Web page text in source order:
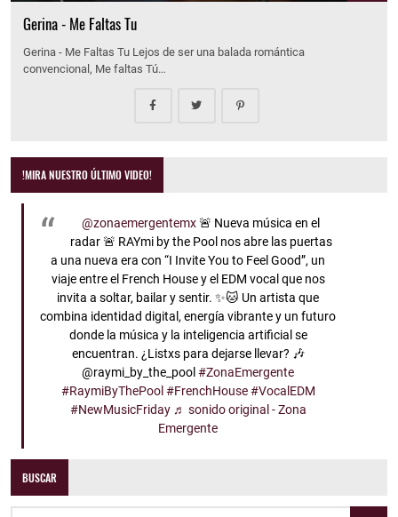
Gerina - Me Faltas Tu
Gerina - Me Faltas Tu Lejos de ser una balada romántica
convencional, Me faltas Tú…
!MIRA NUESTRO ÚLTIMO VIDEO!
@zonaemergentemx🚨 Nueva música en el
radar 🚨 RAYmi by the Pool nos abre las puertas
a una nueva era con “I Invite You to Feel Good”, un
viaje entre el French House y el EDM vocal que nos
invita a soltar, bailar y sentir. ✨🐱 Un artista que
combina identidad digital, energía vibrante y un futuro
donde la música y la inteligencia artificial se
encuentran. ¿Listxs para dejarse llevar? 🎶
@raymi_by_the_pool#ZonaEmergente
#RaymiByThePool #FrenchHouse #VocalEDM
#NewMusicFriday ♬ sonido original - Zona
Emergente
BUSCAR